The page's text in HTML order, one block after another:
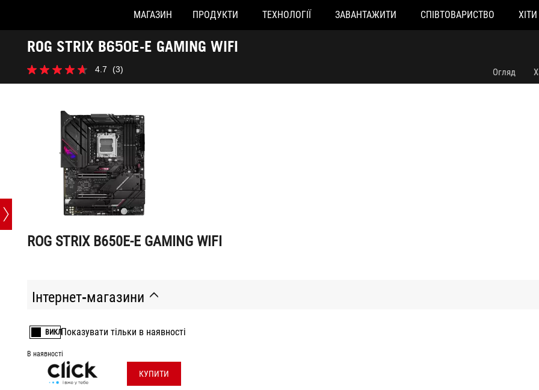
Accessibility links
Перейти до вмісту
Довідка про спеціальні можливості
Перейти до меню
ASUS Footer
МАГАЗИН ПРОДУКТИ ТЕХНОЛОГІЇ ЗАВАНТАЖИТИ СПІВТОВАРИСТВО
ROG STRIX B650E-E GAMING WIFI
4.7 (3)
4.7
з
Огляд
ROG STRIX B650E-E GAMING WIFI
Інтернет-магазини
ВИКЛПоказувати тільки в наявності
В наявності
КУПИТИ
ROG STRIX B650E-E GAMING WIFI